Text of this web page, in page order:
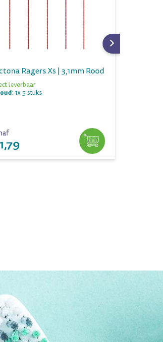
Ragers Xs | 3,1mm Rood
leverbaar
: 1x 5 stuks